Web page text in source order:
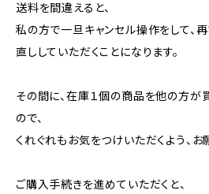
送料を間違えると、
私の方で一旦キャンセル操作をして、
直ししていただくことになります。
その間に、在庫１個の商品を他の方が
ので、
くれぐれもお気をつけいただくよう、お
ご購入手続きを進めていただくと、